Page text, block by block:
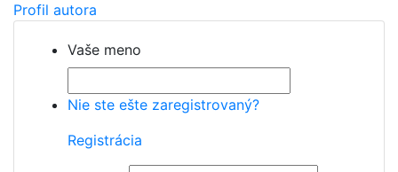
Profil autora
Vaše meno
Nie ste ešte zaregistrovaný?
Registrácia